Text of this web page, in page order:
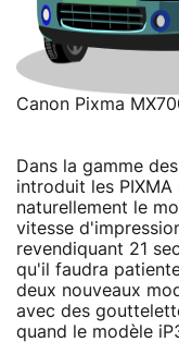
Canon Pixma
Dans la gamme
introduit les
naturellement le
vitesse
revendiquant 21
qu'il faudra
deux nouveaux
avec des
quand le modèle